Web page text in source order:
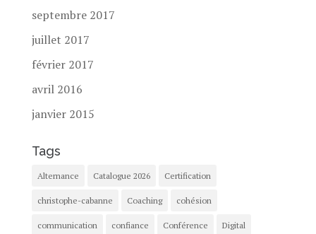
septembre 2017
juillet 2017
février 2017
avril 2016
janvier 2015
Tags
Alternance Catalogue 2026 Certification
christophe-cabanne Coaching cohésion
communication confiance Conférence Digital